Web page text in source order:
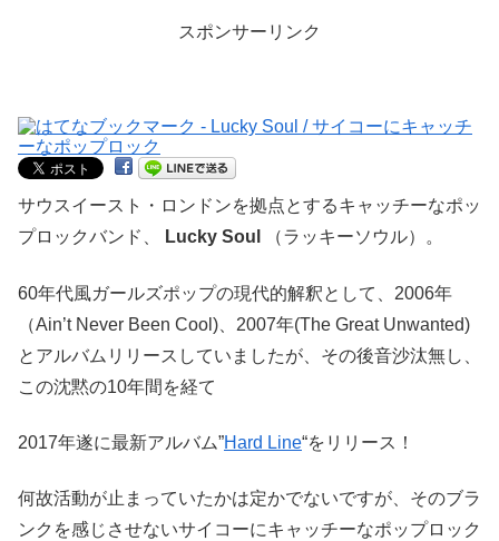
スポンサーリンク
サウスイースト・ロンドンを拠点とするキャッチーなポッ
プロックバンド、
Lucky Soul （ラッキーソウル）。
60年代風ガールズポップの現代的解釈として、2006年
（Ain’t Never Been Cool)、2007年(The Great Unwanted)
とアルバムリリースしていましたが、その後音沙汰無し、
この沈黙の10年間を経て
2017年遂に最新アルバム”Hard Line“をリリース！
何故活動が止まっていたかは定かでないですが、そのブラ
ンクを感じさせないサイコーにキャッチーなポップロック